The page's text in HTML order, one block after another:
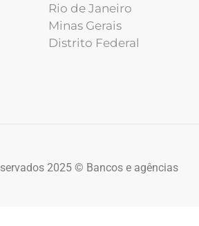
Rio de Janeiro
Minas Gerais
Distrito Federal
2025 © Bancos e agências